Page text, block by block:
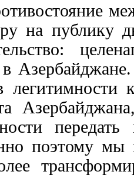
на публику
поэтому мы